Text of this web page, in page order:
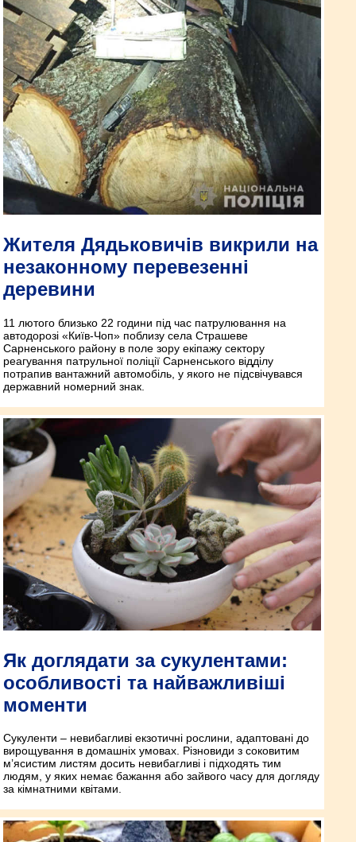
Жителя Дядьковичів викрили на
незаконному перевезенні
деревини
11 лютого близько 22 години під час патрулювання на
автодорозі «Київ-Чоп» поблизу села Страшеве
Сарненського району в поле зору екіпажу сектору
реагування патрульної поліції Сарненського відділу
потрапив вантажний автомобіль, у якого не підсвічувався
державний номерний знак.
Як доглядати за сукулентами:
особливості та найважливіші
моменти
Сукуленти – невибагливі екзотичні рослини, адаптовані до
вирощування в домашніх умовах. Різновиди з соковитим
м’ясистим листям досить невибагливі і підходять тим
людям, у яких немає бажання або зайвого часу для догляду
за кімнатними квітами.